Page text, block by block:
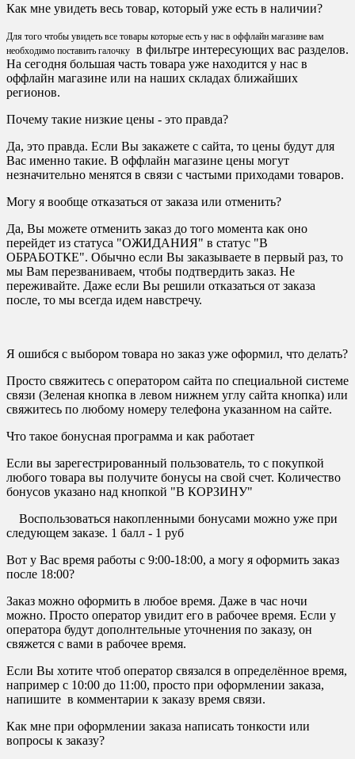
Как мне увидеть весь товар, который уже есть в наличии?
Для того чтобы увидеть все товары которые есть у нас в оффлайн магазине вам
необходимо поставить галочку в фильтре интересующих вас разделов.
На сегодня большая часть товара уже находится у нас в
оффлайн магазине или на наших складах ближайших
регионов.
Почему такие низкие цены - это правда?
Да, это правда. Если Вы закажете с сайта, то цены будут для
Вас именно такие. В оффлайн магазине цены могут
незначительно менятся в связи с частыми приходами товаров.
Могу я вообще отказаться от заказа или отменить?
Да, Вы можете отменить заказ до того момента как оно
перейдет из статуса "ОЖИДАНИЯ" в статус "В
ОБРАБОТКЕ". Обычно если Вы заказываете в первый раз, то
мы Вам перезваниваем, чтобы подтвердить заказ. Не
переживайте. Даже если Вы решили отказаться от заказа
после, то мы всегда идем навстречу.
Я ошибся с выбором товара но заказ уже оформил, что делать?
Просто свяжитесь с оператором сайта по специальной системе
связи (Зеленая кнопка в левом нижнем углу сайта кнопка) или
свяжитесь по любому номеру телефона указанном на сайте.
Что такое бонусная программа и как работает
Если вы зарегестрированный пользователь, то с покупкой
любого товара вы получите бонусы на свой счет. Количество
бонусов указано над кнопкой "В КОРЗИНУ"
Воспользоваться накопленными бонусами можно уже при
следующем заказе. 1 балл - 1 руб
Вот у Вас время работы с 9:00-18:00, а могу я оформить заказ
после 18:00?
Заказ можно оформить в любое время. Даже в час ночи
можно. Просто оператор увидит его в рабочее время. Если у
оператора будут дополнтельные уточнения по заказу, он
свяжется с вами в рабочее время.
Если Вы хотите чтоб оператор связался в определённое время,
например с 10:00 до 11:00, просто при оформлении заказа,
напишите в комментарии к заказу время связи.
Как мне при оформлении заказа написать тонкости или
вопросы к заказу?